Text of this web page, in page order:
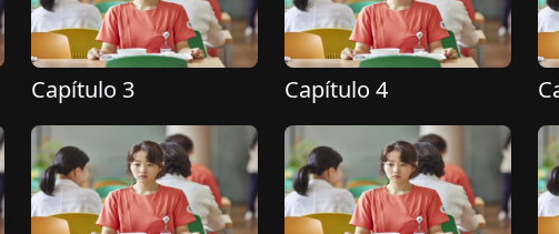
Capítulo 3 Capítulo 4